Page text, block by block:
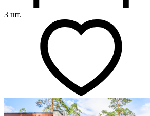
3 шт.